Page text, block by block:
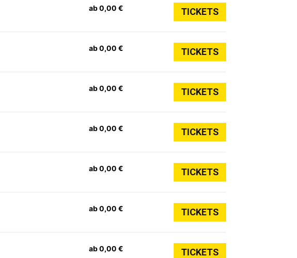
ab 0,00 € TICKETS
ab 0,00 € TICKETS
ab 0,00 € TICKETS
ab 0,00 € TICKETS
ab 0,00 € TICKETS
ab 0,00 € TICKETS
ab 0,00 € TICKETS